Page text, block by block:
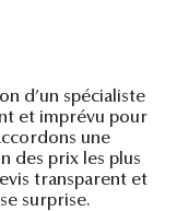
d’un spécialiste
et imprévu pour
une
des prix les plus
transparent et
surprise.